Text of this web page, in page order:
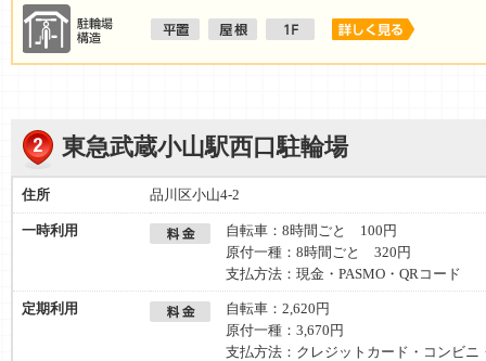
東急武蔵小山駅西口駐輪場
住所 品川区小山4-2
一時利用
自転車：8時間ごと 100円
原付一種：8時間ごと 320円
支払方法：現金・PASMO・QRコード
定期利用
自転車：2,620円
原付一種：3,670円
支払方法：クレジットカード・コンビ